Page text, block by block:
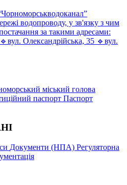
водопроводу, у зв'язку з чим
за такими адресами:
Олександрійська, 35 🔹вул.
міський голова
паспорт Паспорт
Документи (НПА) Регуляторна